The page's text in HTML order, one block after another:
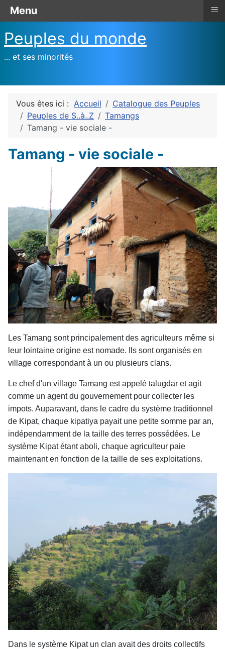
Peuples du monde
... et ses minorités
Vous êtes ici : Accueil
Catalogue des Peuples
Peuples de S..à..Z
Tamangs
Tamang - vie sociale -
Tamang - vie sociale -
Les Tamang sont principalement des agriculteurs même si
leur lointaine origine est nomade. Ils sont organisés en
village correspondant à un ou plusieurs clans.
Le chef d'un village Tamang est appelé talugdar et agit
comme un agent du gouvernement pour collecter les
impots. Auparavant, dans le cadre du système traditionnel
de Kipat, chaque kipatiya payait une petite somme par an,
indépendamment de la taille des terres possédées. Le
système Kipat étant aboli, chaque agriculteur paie
maintenant en fonction de la taille de ses exploitations.
Dans le système Kipat un clan avait des droits collectifs
Menu ≡